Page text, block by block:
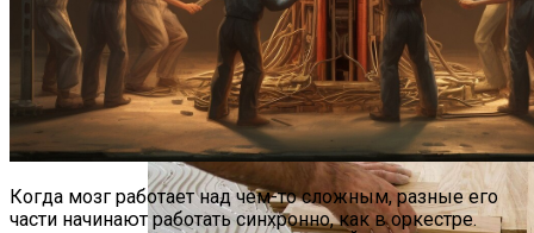
Дизайн Квартиры Студии 40 Кв. М: Идеи
Для Оформления И Зонирования
Когда мозг работает над чем-то сложным, разные его
части начинают работать синхронно, как в оркестре.